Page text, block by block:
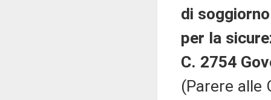
di
per la
C. 2754
(Parere alle